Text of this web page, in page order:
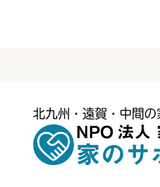
北九州・遠賀・中間の